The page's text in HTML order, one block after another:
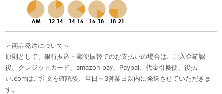
＜商品発送について＞
原則として、銀行振込・郵便振替でのお支払いの場合は、ご入金確認
後、クレジットカード、amazon pay、Paypal、代金引換便、後払
い.comはご注文を確認後、当日～3営業日以内に発送させていただきま
す。